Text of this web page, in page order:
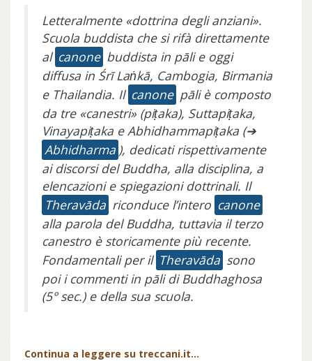
Letteralmente «dottrina degli anziani».
Scuola buddista che si rifà direttamente
al canone buddista in pāli e oggi
diffusa in Śrī Laṅkā, Cambogia, Birmania
e Thailandia. Il canone pāli è composto
da tre «canestri» (piṭaka), Suttapiṭaka,
Vinayapiṭaka e Abhidhammapiṭaka (➔
Abhidharma ), dedicati rispettivamente
ai discorsi del Buddha, alla disciplina, a
elencazioni e spiegazioni dottrinali. Il
Theravāda riconduce l’intero canone
alla parola del Buddha, tuttavia il terzo
canestro è storicamente più recente.
Fondamentali per il Theravāda sono
poi i commenti in pāli di Buddhaghosa
(5° sec.) e della sua scuola.
Continua a leggere su treccani.it...